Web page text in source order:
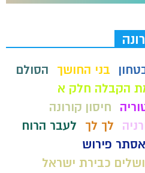
בני החושך
הסולם
הקבלה חלק א
חיסון קורונה
לך לך
לעבר הרוח
פירוש
כבירת ישראל